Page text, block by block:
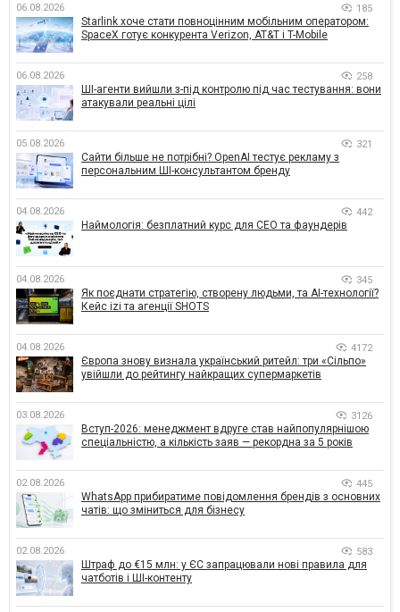
06.08.2026 185
Starlink хоче стати повноцінним мобільним оператором:
SpaceX готує конкурента Verizon, AT&T і T-Mobile
06.08.2026 258
ШІ-агенти вийшли з-під контролю під час тестування: вони
атакували реальні цілі
05.08.2026 321
Сайти більше не потрібні? OpenAI тестує рекламу з
персональним ШІ-консультантом бренду
04.08.2026 442
Наймологія: безплатний курс для CEO та фаундерів
04.08.2026 345
Як поєднати стратегію, створену людьми, та AI-технології?
Кейс izi та агенції SHOTS
04.08.2026 4172
Європа знову визнала український ритейл: три «Сільпо»
увійшли до рейтингу найкращих супермаркетів
03.08.2026 3126
Вступ-2026: менеджмент вдруге став найпопулярнішою
спеціальністю, а кількість заяв — рекордна за 5 років
02.08.2026 445
WhatsApp прибиратиме повідомлення брендів з основних
чатів: що зміниться для бізнесу
02.08.2026 583
Штраф до €15 млн: у ЄС запрацювали нові правила для
чатботів і ШІ-контенту